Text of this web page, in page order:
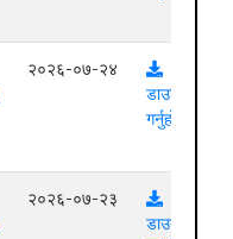
२०२६-०७-२४
डाउनलोड
गर्नुहोस्
२०२६-०७-२३
डाउनलोड